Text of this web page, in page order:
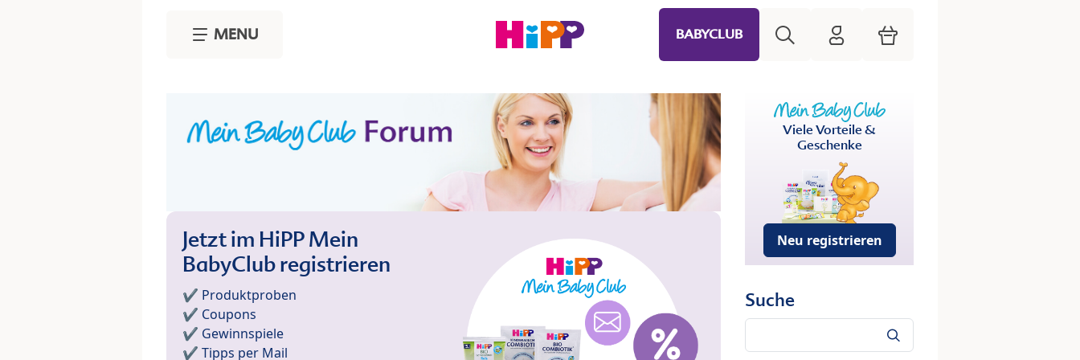
MENU BABYCLUB HiPP Mein Babyclub
Warenkorb
Jetzt im HiPP Mein
BabyClub registrieren
✔️ Produktproben
✔️ Coupons
✔️ Gewinnspiele
✔️ Tipps per Mail
Viele Vorteile &
Geschenke
Neu registrieren
Suche